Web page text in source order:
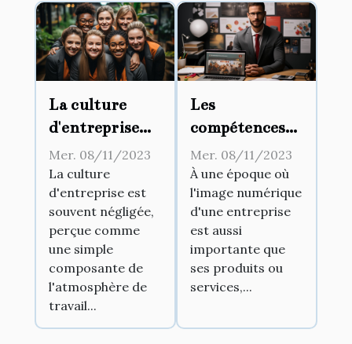
La culture
d'entreprise
comme clef de
succès
Mer. 08/11/2023
La culture
d'entreprise est
souvent négligée,
perçue comme
une simple
composante de
l'atmosphère de
travail...
Les
compétences
nécessaires
pour devenir
un expert en
e-réputation
et Google My
Business
Mer. 08/11/2023
À une époque où
l'image numérique
d'une entreprise
est aussi
importante que
ses produits ou
services,...